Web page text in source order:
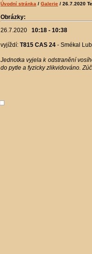
Úvodní stránka / Galerie / 26.7.2020
Obrázky:
26.7.2020 10:18 - 10:38
vyjíždí: T815 CAS 24 - Smékal
Jednotka vyjela k odstranění
do pytle a fyzicky zlikvidováno.